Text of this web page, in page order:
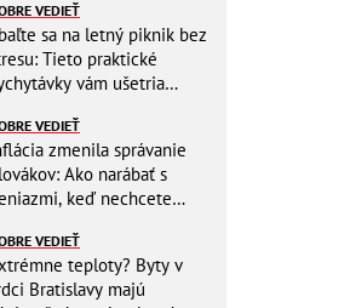
VEDIEŤ
sa na letný piknik bez
Tieto praktické
vám ušetria
VEDIEŤ
zmenila správanie
Ako narábať s
keď nechcete
VEDIEŤ
teploty? Byty v
Bratislavy majú